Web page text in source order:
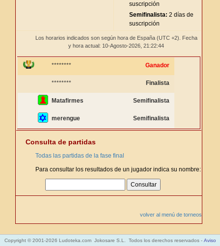
suscripción
Semifinalista: 2 días de
suscripción
Los horarios indicados son según hora de España (UTC +2). Fecha
y hora actual: 10-Agosto-2026, 21:22:44
******** Ganador
******** Finalista
Matafirmes Semifinalista
merengue Semifinalista
Consulta de partidas
Todas las partidas de la fase final
Para consultar los resultados de un jugador indica su nombre:
volver al menú de torneos
Copyright © 2001-2026 Ludoteka.com Jokosare S.L. Todos los derechos reservados - Aviso